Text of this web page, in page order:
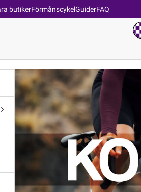
butikerFörmånscykelGuiderFAQ